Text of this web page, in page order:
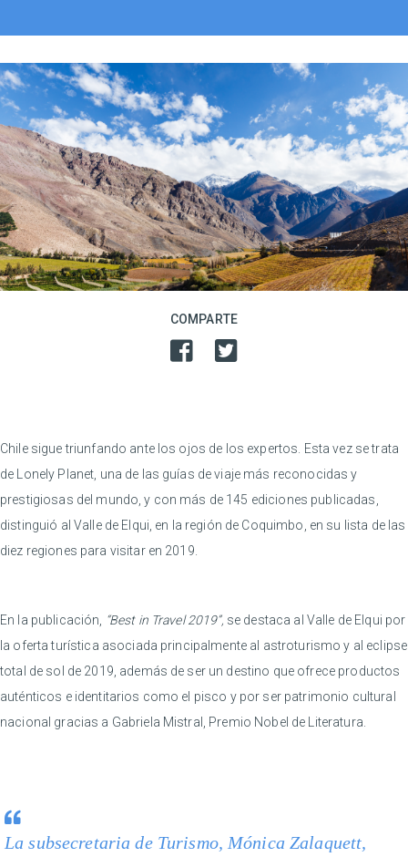
COMPARTE
Chile sigue triunfando ante los ojos de los expertos. Esta vez se trata
de Lonely Planet, una de las guías de viaje más reconocidas y
prestigiosas del mundo, y con más de 145 ediciones publicadas,
distinguió al Valle de Elqui, en la región de Coquimbo, en su lista de las
diez regiones para visitar en 2019.
En la publicación, “Best in Travel 2019”, se destaca al Valle de Elqui por
la oferta turística asociada principalmente al astroturismo y al eclipse
total de sol de 2019, además de ser un destino que ofrece productos
auténticos e identitarios como el pisco y por ser patrimonio cultural
nacional gracias a Gabriela Mistral, Premio Nobel de Literatura.
La subsecretaria de Turismo, Mónica Zalaquett,